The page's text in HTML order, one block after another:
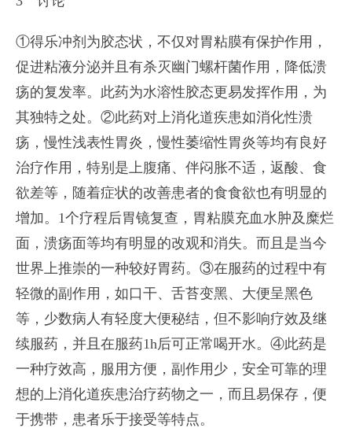
①得乐冲剂为胶态状，不仅对胃粘膜有保护作用，
促进粘液分泌并且有杀灭幽门螺杆菌作用，降低溃
疡的复发率。此药为水溶性胶态更易发挥作用，为
其独特之处。②此药对上消化道疾患如消化性溃
疡，慢性浅表性胃炎，慢性萎缩性胃炎等均有良好
治疗作用，特别是上腹痛、伴闷胀不适，返酸、食
欲差等，随着症状的改善患者的食食欲也有明显的
增加。1个疗程后胃镜复查，胃粘膜充血水肿及糜烂
面，溃疡面等均有明显的改观和消失。而且是当今
世界上推崇的一种较好胃药。③在服药的过程中有
轻微的副作用，如口干、舌苔变黑、大便呈黑色
等，少数病人有轻度大便秘结，但不影响疗效及继
续服药，并且在服药1h后可正常喝开水。④此药是
一种疗效高，服用方便，副作用少，安全可靠的理
想的上消化道疾患治疗药物之一，而且易保存，便
于携带，患者乐于接受等特点。